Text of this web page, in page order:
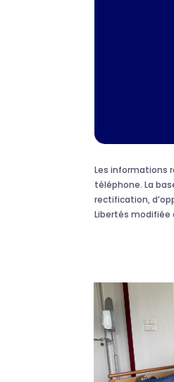
Les informations
téléphone. La
rectification,
Libertés modifiée